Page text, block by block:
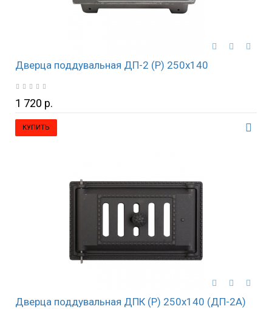
Дверца поддувальная ДП-2 (Р) 250х140
1 720 р.
КУПИТЬ
Дверца поддувальная ДПК (Р) 250х140 (ДП-2А)